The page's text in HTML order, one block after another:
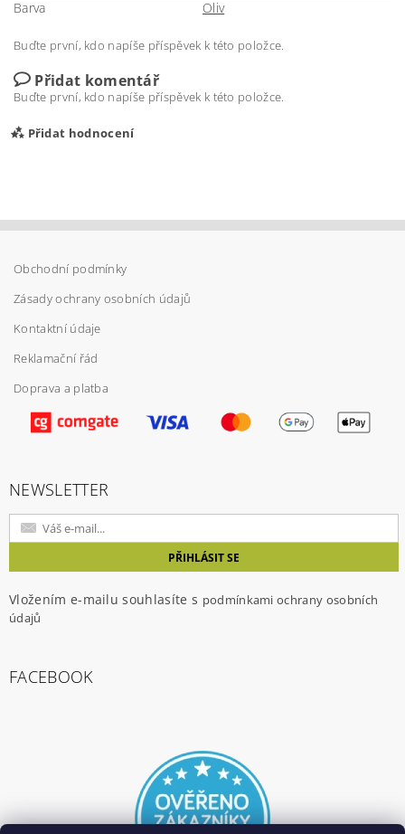
Barva
Oliv
Buďte první, kdo napíše příspěvek k této položce.
Přidat komentář
Buďte první, kdo napíše příspěvek k této položce.
Přidat hodnocení
Vložením hodnocení souhlasíte spodmínkami
ochrany osobních údajů
Obchodní podmínky
Zásady ochrany osobních údajů
Kontaktní údaje
Reklamační řád
Doprava a platba
NEWSLETTER
Vložením e-mailu souhlasíte s podmínkami ochrany osobních
údajů
FACEBOOK